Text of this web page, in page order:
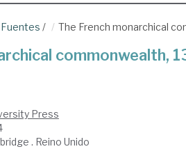
/ The French monarchical
commonwealth,
Press
. Reino Unido